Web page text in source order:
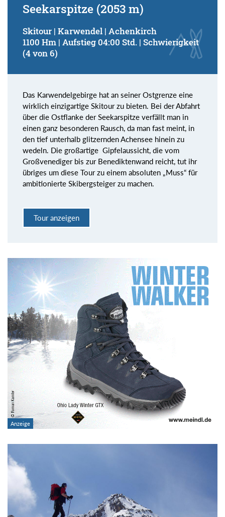
Seekarspitze (2053 m)
Skitour | Karwendel | Achenkirch
1100 Hm | Aufstieg 04:00 Std. | Schwierigkeit
(4 von 6)
Das Karwendelgebirge hat an seiner Ostgrenze eine
wirklich einzigartige Skitour zu bieten. Bei der Abfahrt
über die Ostflanke der Seekarspitze verfällt man in
einen ganz besonderen Rausch, da man fast meint, in
den tief unterhalb glitzernden Achensee hinein zu
wedeln. Die großartige Gipfelaussicht, die vom
Großvenediger bis zur Benediktenwand reicht, tut ihr
übriges um diese Tour zu einem absoluten „Muss“ für
ambitionierte Skibergsteiger zu machen.
Tour anzeigen